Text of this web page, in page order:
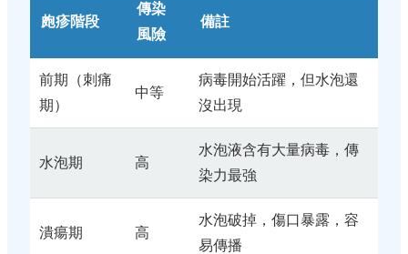
皰疹階段
傳染
風險
備註
前期（刺痛
期）
中等
病毒開始活躍，但水泡還
沒出現
水泡期 高
水泡液含有大量病毒，傳
染力最強
潰瘍期 高
水泡破掉，傷口暴露，容
易傳播